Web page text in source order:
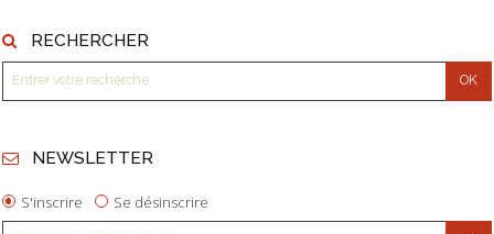
RECHERCHER
NEWSLETTER
S'inscrire Se désinscrire